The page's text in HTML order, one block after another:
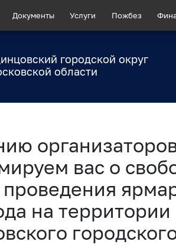
Документы Услуги Пожбез
городской округ
области
вас о
проведения
на территории